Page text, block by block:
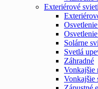
Exteriérové
Solárne
Svetlá
Záhradné
Vonkajšie
Vonkajšie